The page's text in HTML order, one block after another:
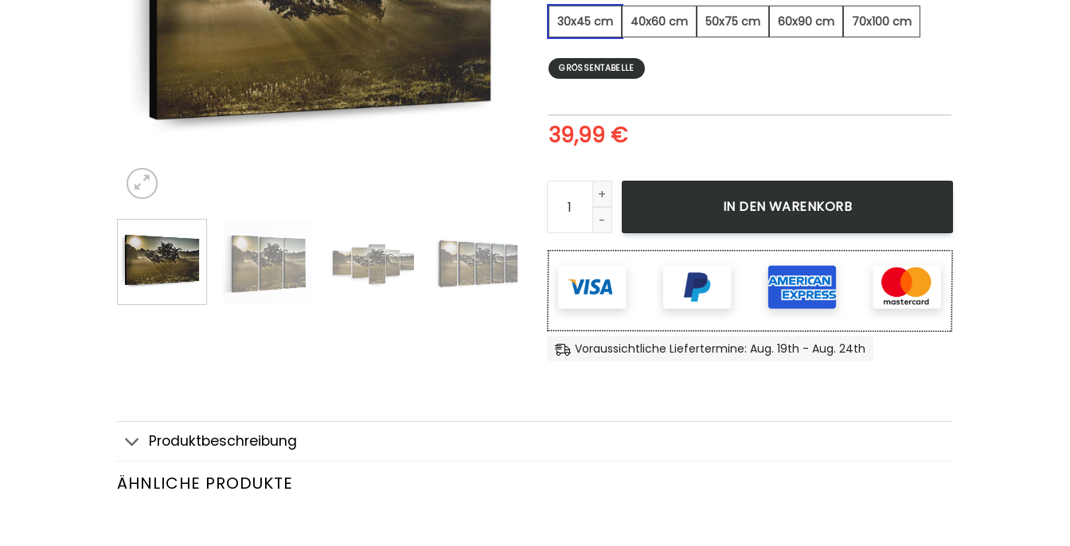
30x45 cm
40x60 cm 50x75 cm 60x90 cm 70x100 cm
GRÖSSENTABELLE
39,99 €
Baumfabel - Leinwandbild Menge
IN DEN WARENKORB
Voraussichtliche Liefertermine: Aug. 19th - Aug. 24th
Produktbeschreibung
ÄHNLICHE PRODUKTE